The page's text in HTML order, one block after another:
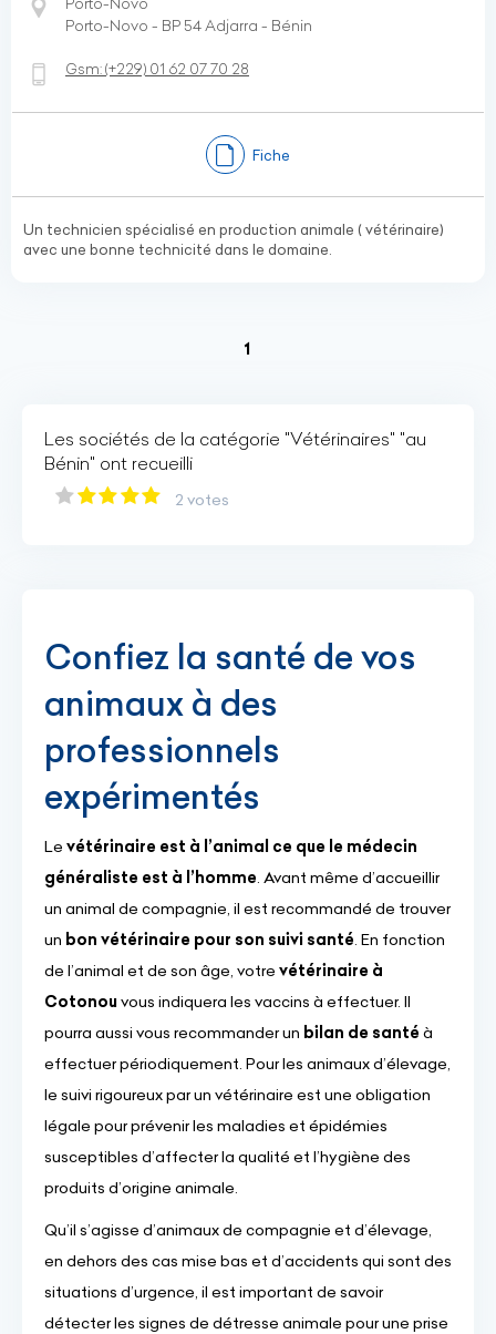
Porto-Novo - BP 54 Adjarra - Bénin
Gsm:(+229) 01 62 07 70 28
Fiche
Un technicien spécialisé en production animale ( vétérinaire)
avec une bonne technicité dans le domaine.
1
Les sociétés de la catégorie "Vétérinaires" "au
Bénin" ont recueilli
2 votes
Confiez la santé de vos
animaux à des
professionnels
expérimentés
Le vétérinaire est à l’animal ce que le médecin
généraliste est à l’homme. Avant même d’accueillir
un animal de compagnie, il est recommandé de trouver
un bon vétérinaire pour son suivi santé. En fonction
de l’animal et de son âge, votre vétérinaire à
Cotonou vous indiquera les vaccins à effectuer. Il
pourra aussi vous recommander un bilan de santé à
effectuer périodiquement. Pour les animaux d’élevage,
le suivi rigoureux par un vétérinaire est une obligation
légale pour prévenir les maladies et épidémies
susceptibles d’affecter la qualité et l’hygiène des
produits d’origine animale.
Qu’il s’agisse d’animaux de compagnie et d’élevage,
en dehors des cas mise bas et d’accidents qui sont des
situations d’urgence, il est important de savoir
détecter les signes de détresse animale pour une prise